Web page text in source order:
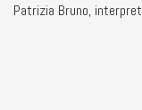
Patrizia Bruno,